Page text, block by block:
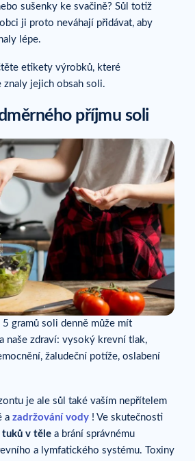
sušenky ke svačině? Sůl totiž
ji proto neváhají přidávat, aby
lépe.
etikety výrobků, které
znaly jejich obsah soli.
příjmu soli
5 gramů soli denně může mít
naše zdraví: vysoký krevní tlak,
žaludeční potíže, oslabení
je ale sůl také vaším nepřítelem
a zadržování vody ! Ve skutečnosti
tuků v těle a brání správnému
a lymfatického systému. Toxiny